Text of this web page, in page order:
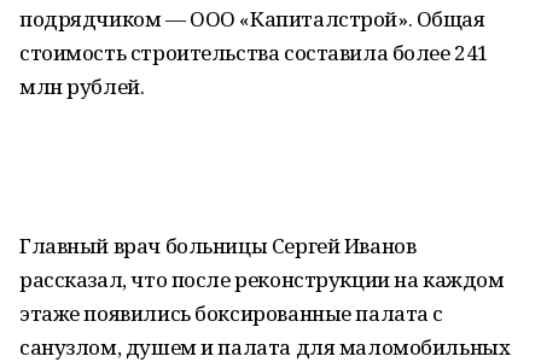
подрядчиком — ООО «Капиталстрой». Общая
стоимость строительства составила более 241
млн рублей.
Главный врач больницы Сергей Иванов
рассказал, что после реконструкции на каждом
этаже появились боксированные палата с
санузлом, душем и палата для маломобильных